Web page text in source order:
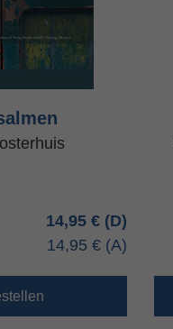
14,95 €
14,95 €